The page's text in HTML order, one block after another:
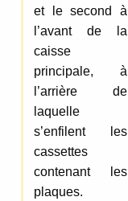
et le second à
l’avant de la
caisse
principale, à
l’arrière de
laquelle
s’enfilent les
cassettes
contenant les
plaques.